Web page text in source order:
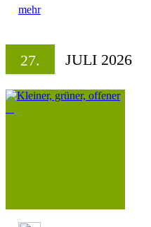
mehr
27. JULI 2026